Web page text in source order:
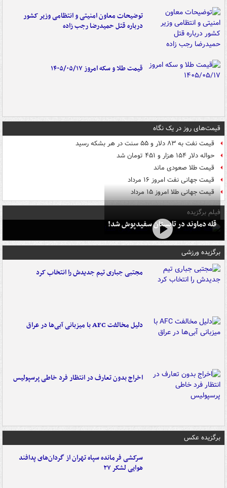
توضیحات معاون امنیتی و انتظامی وزیر کشور
درباره قتل حمیدرضا رجب زاده
قیمت طلا و سکه امروز ۱۴۰۵/۰۵/۱۷
قیمت‌های روز در یک نگاه
قیمت نفت به ۸۳ دلار و ۵۵ سنت در هر بشکه رسید
حواله دلار ۱۵۴ هزار و ۴۵۱ تومان شد
قیمت طلا صعودی ماند
قیمت جهانی نفت امروز ۱۶ مرداد
قیمت جهانی طلا امروز ۱۵ مرداد
فیلم برگزیده
قله دماوند در تابستان سفیدپوش شد!
برگزیده ورزشی
مجتبی جباری تیم جدیدش را انتخاب کرد
دلیل مخالفت AFC با میزبانی آبی‌ها در عراق
اخراج بدون تعارف در انتظار فرد خاطی پرسپولیس
برگزیده عکس
سرکشی فرمانده سپاه تهران از گردان‌های پدافند
هوایی لشکر ۲۷